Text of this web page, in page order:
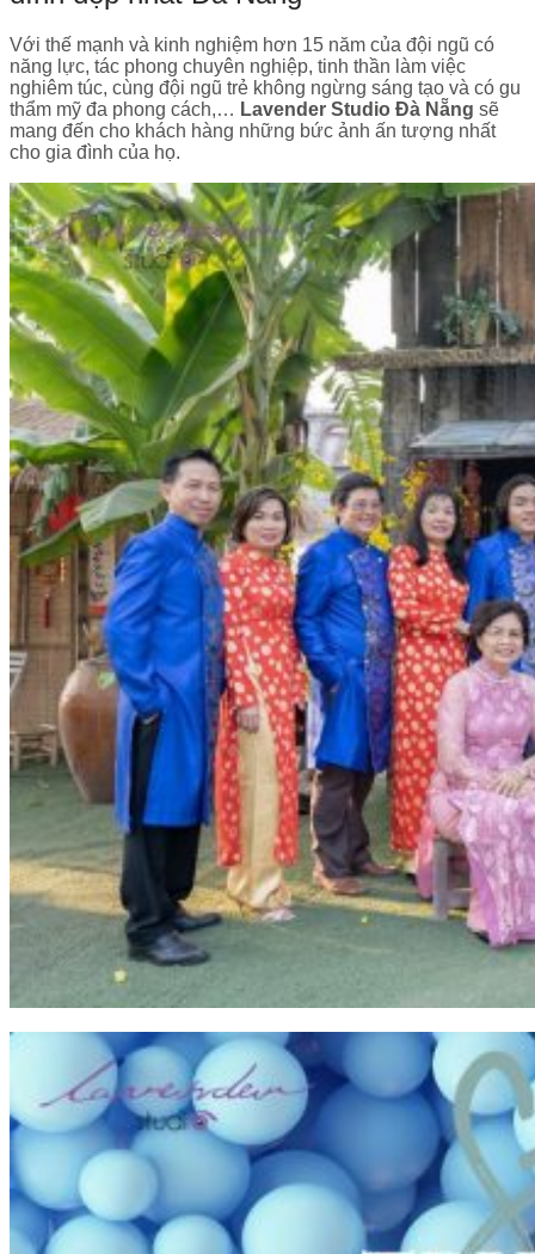
Với thế mạnh và kinh nghiệm hơn 15 năm của đội ngũ có
năng lực, tác phong chuyên nghiệp, tinh thần làm việc
nghiêm túc, cùng đội ngũ trẻ không ngừng sáng tạo và có gu
thẩm mỹ đa phong cách,… Lavender Studio Đà Nẵng sẽ
mang đến cho khách hàng những bức ảnh ấn tượng nhất
cho gia đình của họ.